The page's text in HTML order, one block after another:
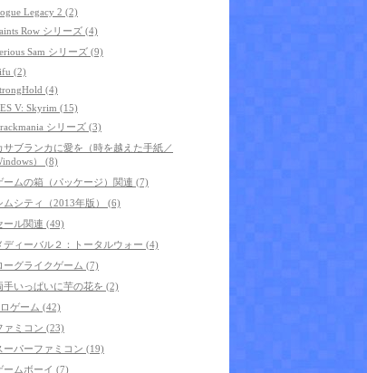
Legacy 2 (2)
Row シリーズ (4)
Sam シリーズ (9)
(2)
(4)
V: Skyrim (15)
シリーズ (3)
サブランカに愛を（時を越えた手紙／
） (8)
ームの箱（パッケージ）関連 (7)
ムシティ（2013年版） (6)
ール関連 (49)
ディーバル２：トータルウォー (4)
ーグライクゲーム (7)
手いっぱいに芋の花を (2)
ゲーム (42)
ァミコン (23)
ーパーファミコン (19)
ームボーイ (7)